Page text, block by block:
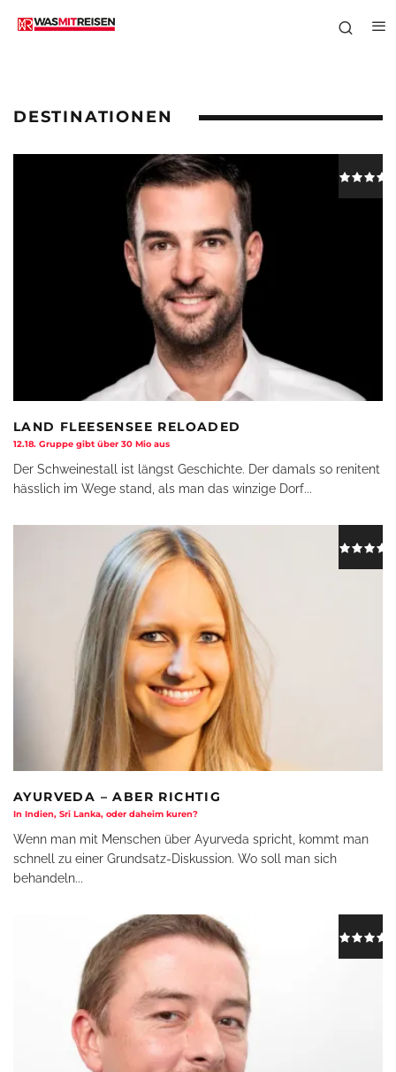
DESTINATIONEN
LAND FLEESENSEE RELOADED
12.18. Gruppe gibt über 30 Mio aus
Der Schweinestall ist längst Geschichte. Der damals so renitent
hässlich im Wege stand, als man das winzige Dorf...
AYURVEDA – ABER RICHTIG
In Indien, Sri Lanka, oder daheim kuren?
Wenn man mit Menschen über Ayurveda spricht, kommt man
schnell zu einer Grundsatz-Diskussion. Wo soll man sich
behandeln...